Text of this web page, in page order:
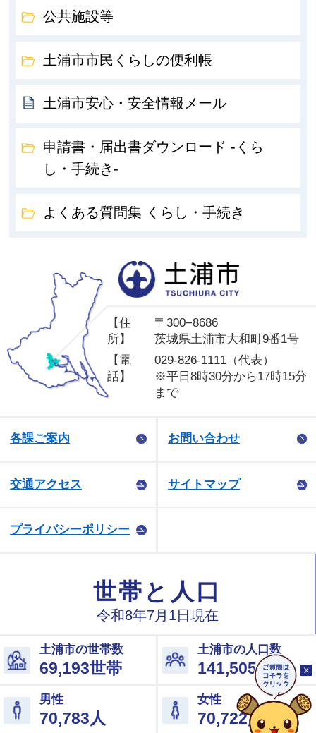
公共施設等
土浦市市民くらしの便利帳
土浦市安心・安全情報メール
申請書・届出書ダウンロード -くら
し・手続き-
よくある質問集 くらし・手続き
【住
所】
〒300−8686
茨城県土浦市大和町9番1号
【電
話】
029-826-1111（代表）
※平日8時30分から17時15分
まで
各課ご案内 お問い合わせ
交通アクセス サイトマップ
プライバシーポリシー